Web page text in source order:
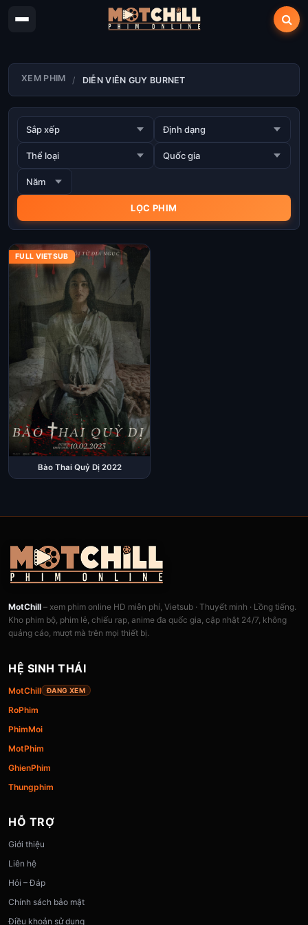
XEM PHIM DIỄN VIÊN GUY BURNET
FULL VIETSUB
Bào Thai Quỷ Dị 2022
MotChill – xem phim online HD miễn phí, Vietsub · Thuyết minh · Lồng tiếng.
Kho phim bộ, phim lẻ, chiếu rạp, anime đa quốc gia, cập nhật 24/7, không
quảng cáo, mượt mà trên mọi thiết bị.
HỆ SINH THÁI
MotChill ĐANG XEM
RoPhim
PhimMoi
MotPhim
GhienPhim
Thungphim
HỖ TRỢ
Giới thiệu
Liên hệ
Hỏi – Đáp
Chính sách bảo mật
Điều khoản sử dụng